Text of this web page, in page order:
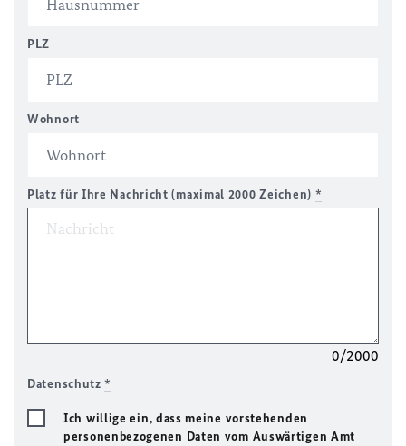
PLZ
Wohnort
Platz für Ihre Nachricht (maximal 2000 Zeichen) *
0/2000
Datenschutz*
Ich willige ein, dass meine vorstehenden
personenbezogenen Daten vom Auswärtigen Amt